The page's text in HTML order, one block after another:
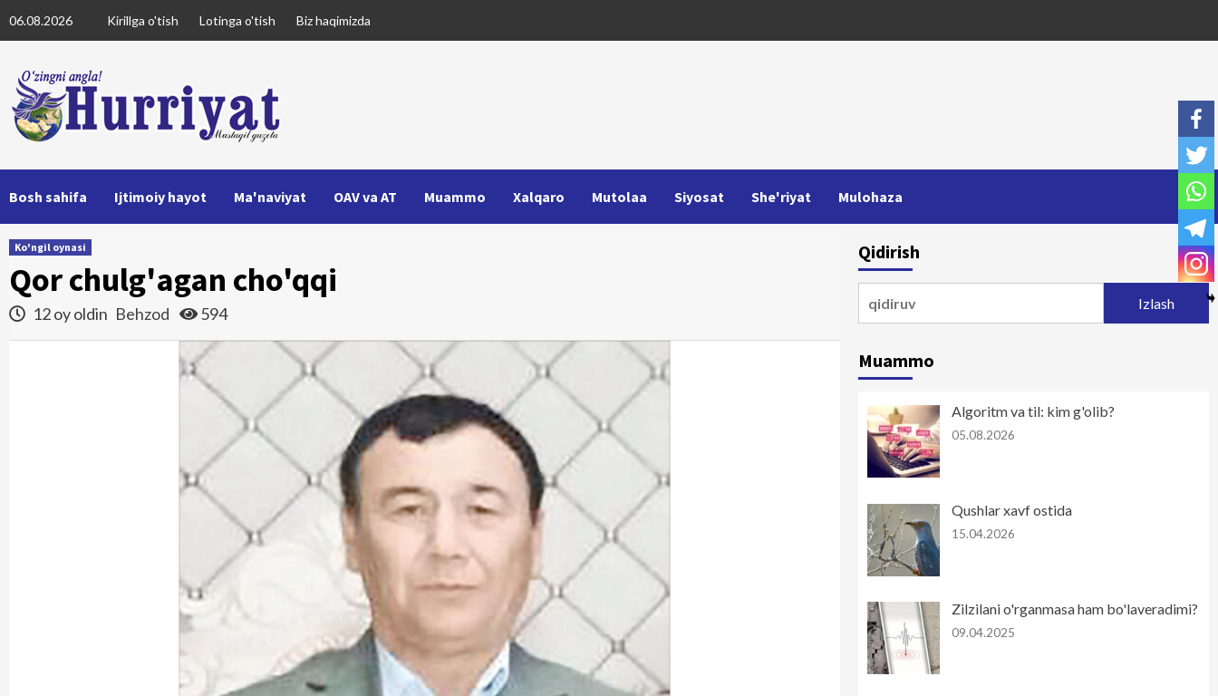
to
06.08.2026 Kirillga o'tish Lotinga o'tish Biz haqimizda
Bosh sahifa Ijtimoiy hayot Ma'naviyat OAV va AT Muammo Xalqaro Mutolaa Siyosat She'riyat Mulohaza
Ko'ngil oynasi
Qor chulg'agan cho'qqi
12 oy oldin Behzod 594
Qidirish
Muammo
Algoritm va til: kim g'olib?
05.08.2026
Qushlar xavf ostida
15.04.2026
Zilzilani o'rganmasa ham bo'laveradimi?
09.04.2025